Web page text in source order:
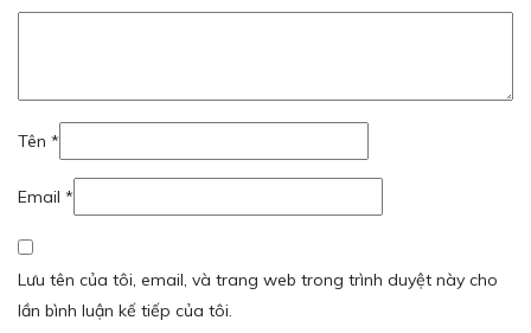
Tên *
Email *
Lưu tên của tôi, email, và trang web trong trình duyệt này cho
lần bình luận kế tiếp của tôi.